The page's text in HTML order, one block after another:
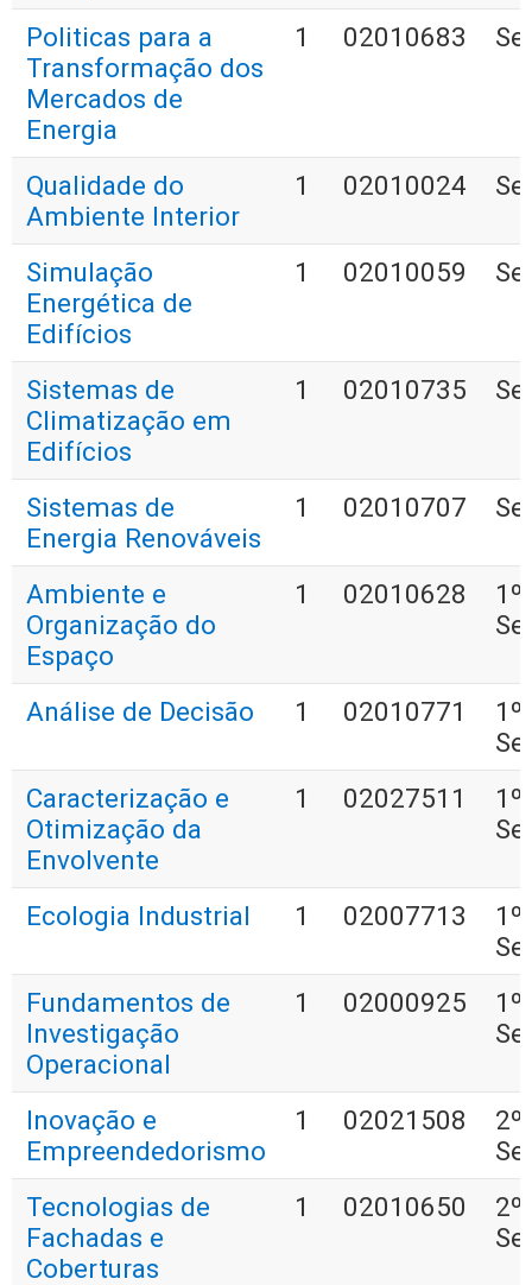
Politicas para a
Transformação dos
Mercados de
Energia
1 02010683
Qualidade do
Ambiente Interior
1 02010024
Simulação
Energética de
Edifícios
1 02010059
Sistemas de
Climatização em
Edifícios
1 02010735
Sistemas de
Energia Renováveis
1 02010707
Ambiente e
Organização do
Espaço
1 02010628
1º
Análise de Decisão 1 02010771
1º
Caracterização e
Otimização da
Envolvente
1 02027511
1º
Ecologia Industrial 1 02007713
1º
Fundamentos de
Investigação
Operacional
1 02000925
1º
Inovação e
Empreendedorismo
1 02021508
2º
Tecnologias de
Fachadas e
Coberturas
1 02010650
2º